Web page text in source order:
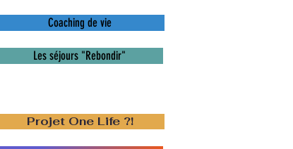
Coaching de vie
Les séjours "Rebondir"
Projet One Life ?!